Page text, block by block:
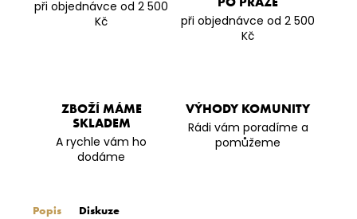
při objednávce od 2 500
Kč
při objednávce od 2 500
Kč
ZBOŽÍ MÁME
SKLADEM
A rychle vám ho
dodáme
VÝHODY KOMUNITY
Rádi vám poradíme a
pomůžeme
Popis Diskuze